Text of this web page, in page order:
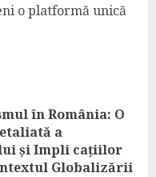
o platformă unică
în România: O
a
și Impli cațiilor
Globalizării